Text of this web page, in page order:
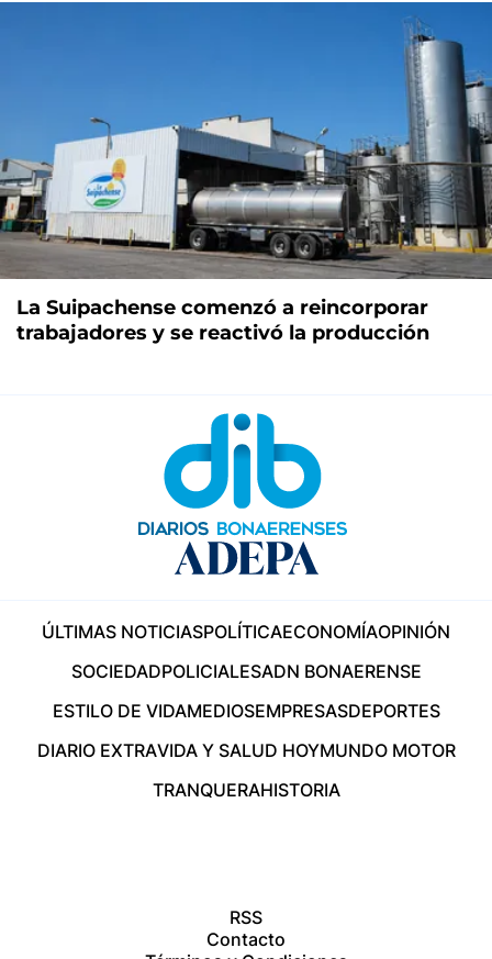
La Suipachense comenzó a reincorporar
trabajadores y se reactivó la producción
ÚLTIMAS NOTICIASPOLÍTICAECONOMÍAOPINIÓN
SOCIEDADPOLICIALESADN BONAERENSE
ESTILO DE VIDAMEDIOSEMPRESASDEPORTES
DIARIO EXTRAVIDA Y SALUD HOYMUNDO MOTOR
TRANQUERAHISTORIA
RSS
Contacto